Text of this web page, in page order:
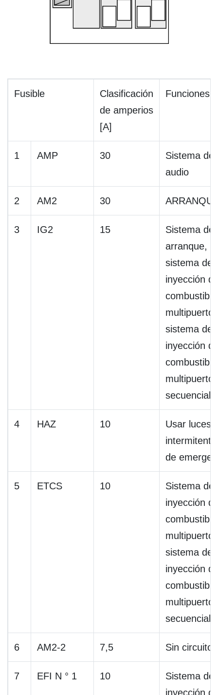
Fusible
Clasificación
de amperios
[A]
Funciones
1 AMP 30
Sistema de
audio
2 AM2 30
3 IG2 15
Sistema de
arranque,
sistema de
inyección
combustible
multipuerto
sistema de
inyección
combustible
multipuerto
secuencial
4 HAZ 10
Usar luces
de
5 ETCS 10
Sistema de
inyección
combustible
multipuerto
sistema de
inyección
combustible
multipuerto
secuencial
6 AM2-2 7,5 Sin circuito
7 EFI N ° 1 10
Sistema de
inyección